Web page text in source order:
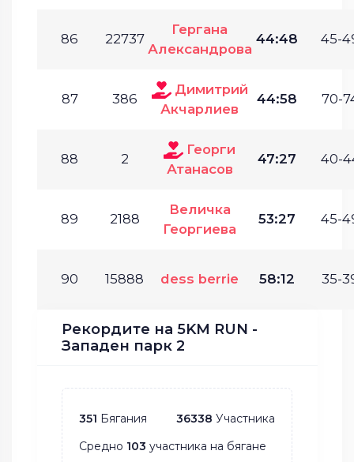
86 22737
Гергана
Александрова
44:48 45-
87 386
Димитрий
Акчарлиев
44:58 70-
88 2
Георги
Атанасов
47:27 40-
89 2188
Величка
Георгиева
53:27 45-
90 15888 dess berrie 58:12 35-
Рекордите на 5KM RUN -
Западен парк 2
351 Бягания 36338 Участника
Средно 103 участника на бягане